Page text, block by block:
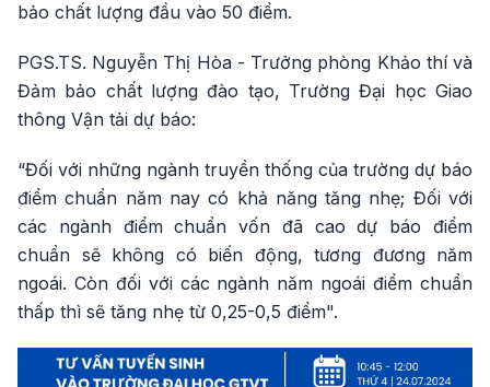
bảo chất lượng đầu vào 50 điểm.
PGS.TS. Nguyễn Thị Hòa - Trưởng phòng Khảo thí và
Đảm bảo chất lượng đào tạo, Trường Đại học Giao
thông Vận tải dự báo:
“Đối với những ngành truyền thống của trường dự báo
điểm chuẩn năm nay có khả năng tăng nhẹ; Đối với
các ngành điểm chuẩn vốn đã cao dự báo điểm
chuẩn sẽ không có biến động, tương đương năm
ngoái. Còn đối với các ngành năm ngoái điểm chuẩn
thấp thì sẽ tăng nhẹ từ 0,25-0,5 điểm".